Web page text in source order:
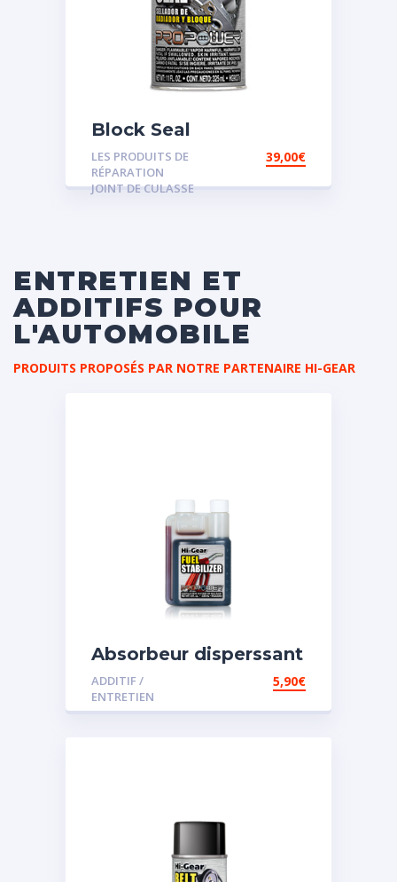
Block Seal
LES PRODUITS DE
RÉPARATION
JOINT DE CULASSE
39,00€
ENTRETIEN ET
ADDITIFS POUR
L'AUTOMOBILE
PRODUITS PROPOSÉS PAR NOTRE PARTENAIRE HI-GEAR
Absorbeur disperssant
d’eau pour carburant
ADDITIF /
ENTRETIEN
5,90€